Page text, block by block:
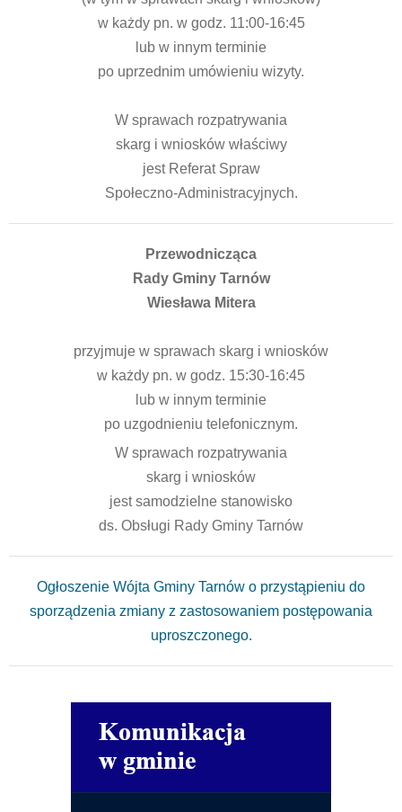
w każdy pn. w godz. 11:00-16:45
lub w innym terminie
po uprzednim umówieniu wizyty.
W sprawach rozpatrywania
skarg i wniosków właściwy
jest Referat Spraw
Społeczno-Administracyjnych.
Przewodnicząca
Rady Gminy Tarnów
Wiesława Mitera
przyjmuje w sprawach skarg i wniosków
w każdy pn. w godz. 15:30-16:45
lub w innym terminie
po uzgodnieniu telefonicznym.
W sprawach rozpatrywania
skarg i wniosków
jest samodzielne stanowisko
ds. Obsługi Rady Gminy Tarnów
Ogłoszenie Wójta Gminy Tarnów o przystąpieniu do
sporządzenia zmiany z zastosowaniem postępowania
uproszczonego.